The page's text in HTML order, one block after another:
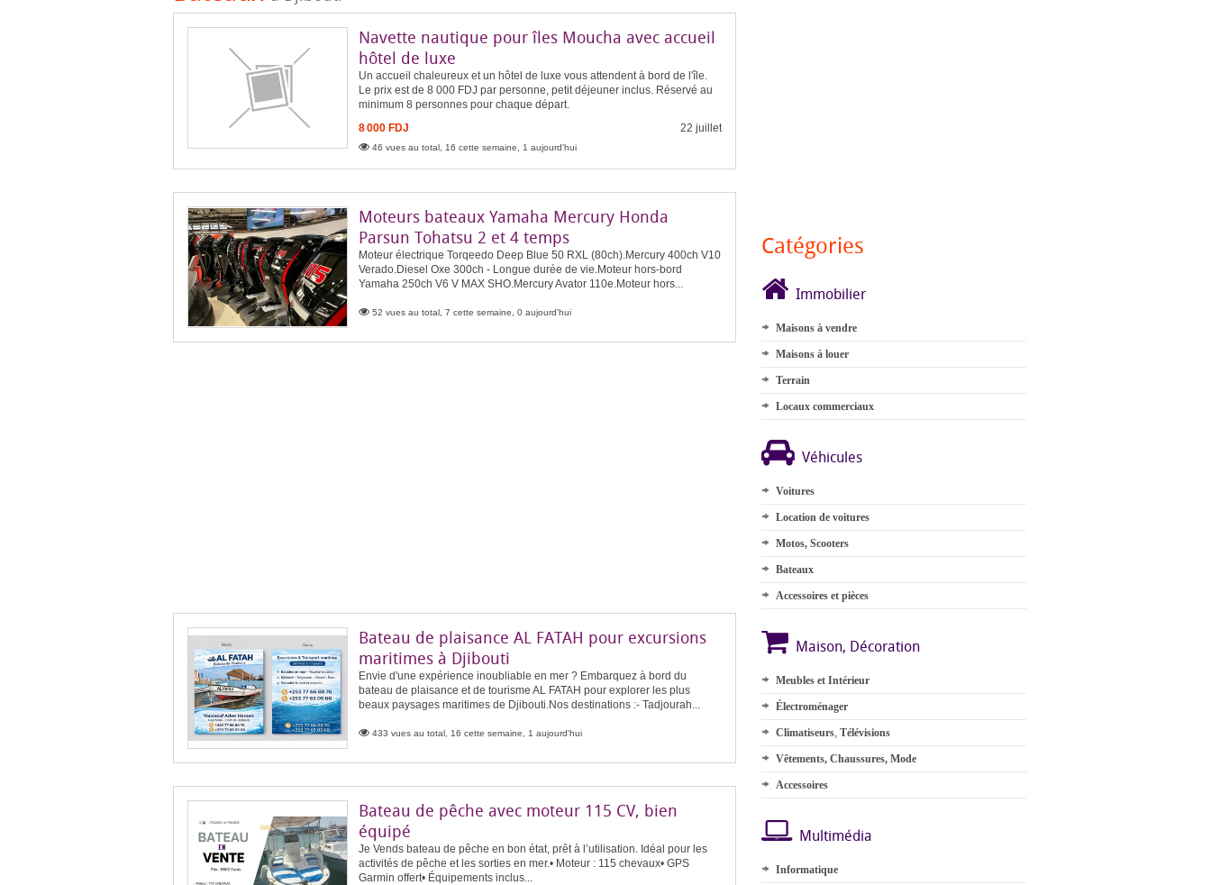
Navette nautique pour îles Moucha avec accueil
hôtel de luxe
Un accueil chaleureux et un hôtel de luxe vous attendent à bord de l'île.
Le prix est de 8 000 FDJ par personne, petit déjeuner inclus. Réservé au
minimum 8 personnes pour chaque départ.
8 000 FDJ
22 juillet
46 vues au total, 16 cette semaine, 1 aujourd'hui
Moteurs bateaux Yamaha Mercury Honda
Parsun Tohatsu 2 et 4 temps
Moteur électrique Torqeedo Deep Blue 50 RXL (80ch).Mercury 400ch V10
Verado.Diesel Oxe 300ch - Longue durée de vie.Moteur hors-bord
Yamaha 250ch V6 V MAX SHO.Mercury Avator 110e.Moteur hors...
52 vues au total, 7 cette semaine, 0 aujourd'hui
Bateau de plaisance AL FATAH pour excursions
maritimes à Djibouti
Envie d'une expérience inoubliable en mer ? Embarquez à bord du
bateau de plaisance et de tourisme AL FATAH pour explorer les plus
beaux paysages maritimes de Djibouti.Nos destinations :- Tadjourah...
433 vues au total, 16 cette semaine, 1 aujourd'hui
Bateau de pêche avec moteur 115 CV, bien
équipé
Je Vends bateau de pêche en bon état, prêt à l’utilisation. Idéal pour les
activités de pêche et les sorties en mer.• Moteur : 115 chevaux• GPS
Garmin offert• Équipements inclus...
Catégories
Immobilier
Maisons à vendre
Maisons à louer
Terrain
Locaux commerciaux
Véhicules
Voitures
Location de voitures
Motos, Scooters
Bateaux
Accessoires et pièces
Maison, Décoration
Meubles et Intérieur
Électroménager
Climatiseurs, Télévisions
Vêtements, Chaussures, Mode
Accessoires
Multimédia
Informatique